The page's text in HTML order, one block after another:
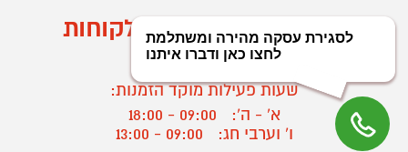
מוקד הזמנות ושירות לקוחות
03-9545370
שעות פעילות מוקד הזמנות:
א' - ה':
09:00 - 18:00
ו' וערבי חג:
09:00 - 13:00